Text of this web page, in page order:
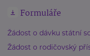
Formuláře
Žádost o dávku státní
Žádost o rodičovský